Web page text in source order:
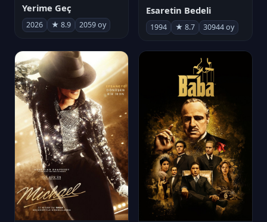
Yerime Geç
2026 ★ 8.9 2059 oy
Esaretin Bedeli
1994 ★ 8.7 30944 oy